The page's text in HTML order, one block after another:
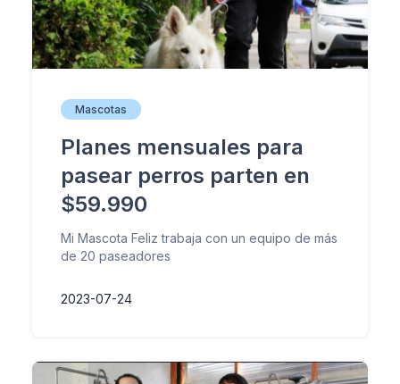
Mascotas
Planes mensuales para
pasear perros parten en
$59.990
Mi Mascota Feliz trabaja con un equipo de más
de 20 paseadores
2023-07-24